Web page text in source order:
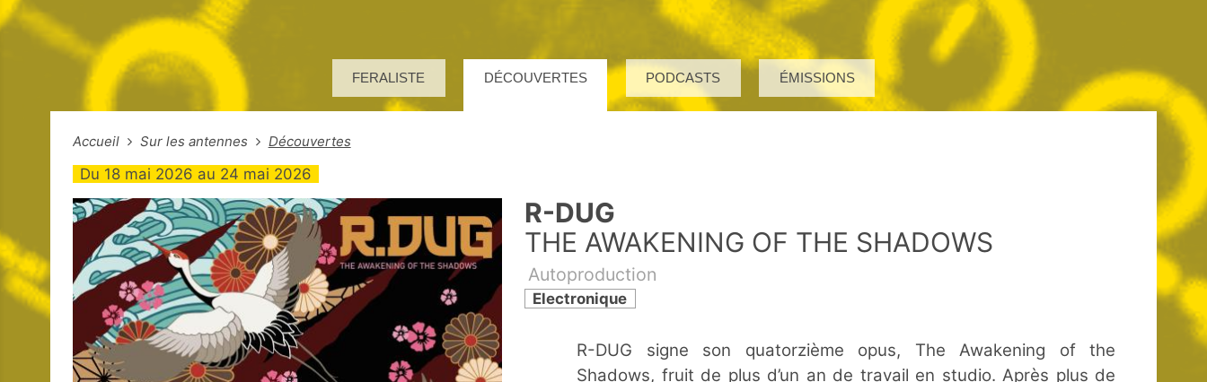
FERALISTE DÉCOUVERTES PODCASTS ÉMISSIONS
Accueil Sur les antennes Découvertes
Du 18 mai 2026 au 24 mai 2026
R-DUG
THE AWAKENING OF THE SHADOWS
Autoproduction
Electronique
R-DUG signe son quatorzième opus, The Awakening of the
Shadows, fruit de plus d’un an de travail en studio. Après plus de